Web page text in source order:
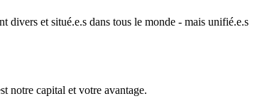
divers et situé.e.s dans tous le monde - mais unifié.e.s
notre capital et votre avantage.